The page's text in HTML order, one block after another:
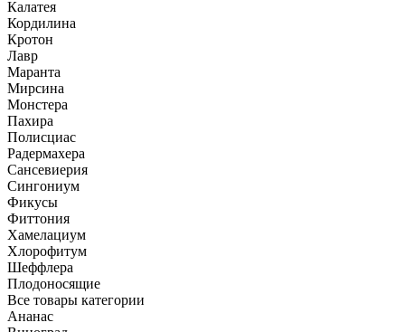
Калатея
Кордилина
Кротон
Лавр
Маранта
Мирсина
Монстера
Пахира
Полисциас
Радермахера
Сансевиерия
Сингониум
Фикусы
Фиттония
Хамелациум
Хлорофитум
Шеффлера
Плодоносящие
Все товары категории
Ананас